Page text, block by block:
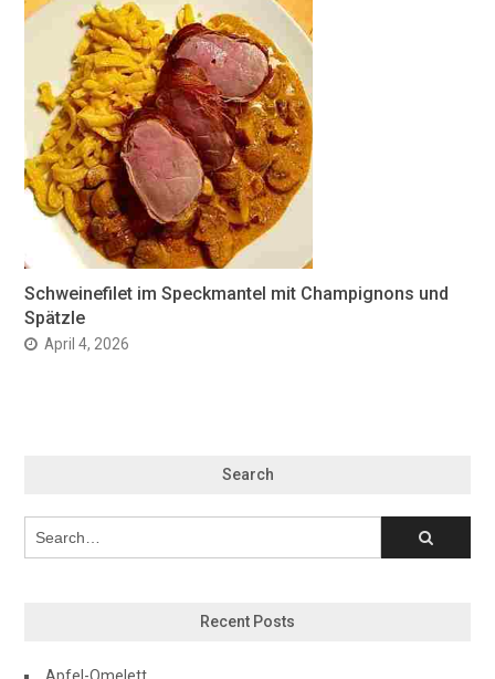
Schweinefilet im Speckmantel mit Champignons und
Spätzle
April 4, 2026
Search
Recent Posts